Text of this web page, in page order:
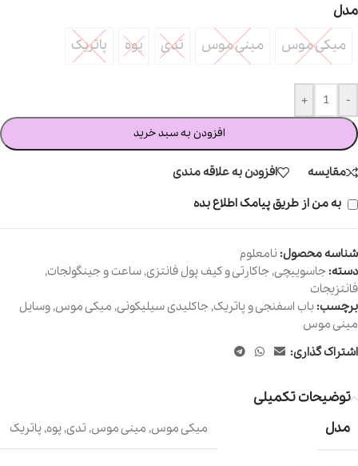
مدل
میکی موس
میکی موسمینی موس
مینی موستدی
تدی پوه
پوه پاتریک
پاتریک
-
+
افزودن به سبد خرید
مقایسه
افزودن به علاقه مندی
به من از طریق پیامک اطلاع بده
شناسه محصول: نامعلوم
دسته: جاسوییچی, جاکارتی و کیف پول فانتزی, ساعت و جینگولجات,
فانتزیجات
برچسب: باب اسفنجی و پاتریک, جاکلیدی سیلیکونی, میکی موس, وسایل
مینی موس
اشتراک گذاری:
توضیحات تکمیلی
مدل
میکی موس, مینی موس, تدی, پوه, پاتریک